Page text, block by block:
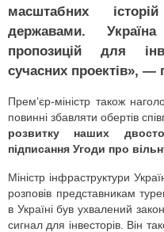
масштабних
державами.
пропозицій для
сучасних проектів»,
Прем’єр-міністр також
повинні збавляти обертів
розвитку наших
підписання Угоди про
Міністр інфраструктури
розповів представникам
в Україні був ухвалений
сигнал для інвесторів. Він